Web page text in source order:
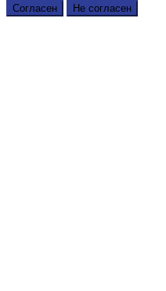
Согласен Не согласен